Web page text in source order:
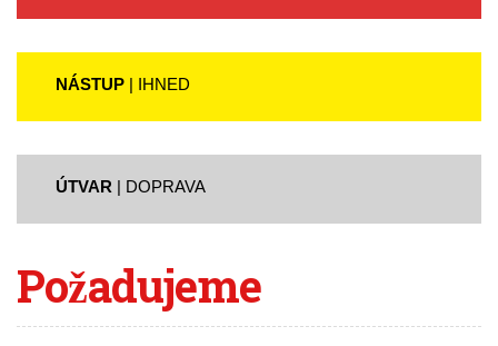
NÁSTUP | IHNED
ÚTVAR | DOPRAVA
Požadujeme